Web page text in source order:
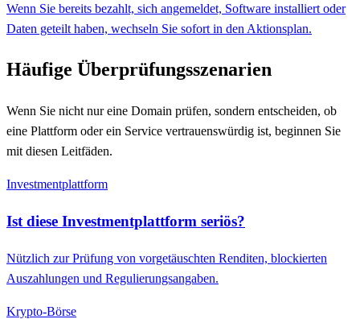
Wenn Sie bereits bezahlt, sich angemeldet, Software installiert oder
Daten geteilt haben, wechseln Sie sofort in den Aktionsplan.
Häufige Überprüfungsszenarien
Wenn Sie nicht nur eine Domain prüfen, sondern entscheiden, ob
eine Plattform oder ein Service vertrauenswürdig ist, beginnen Sie
mit diesen Leitfäden.
Investmentplattform
Ist diese Investmentplattform seriös?
Nützlich zur Prüfung von vorgetäuschten Renditen, blockierten
Auszahlungen und Regulierungsangaben.
Krypto-Börse